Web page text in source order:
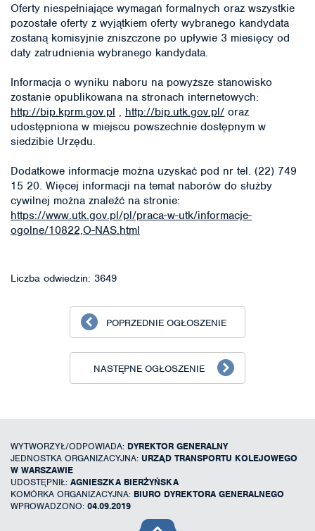
Oferty niespełniające wymagań formalnych oraz wszystkie
pozostałe oferty z wyjątkiem oferty wybranego kandydata
zostaną komisyjnie zniszczone po upływie 3 miesięcy od
daty zatrudnienia wybranego kandydata.
Informacja o wyniku naboru na powyższe stanowisko
zostanie opublikowana na stronach internetowych:
http://bip.kprm.gov.pl , http://bip.utk.gov.pl/ oraz
udostępniona w miejscu powszechnie dostępnym w
siedzibie Urzędu.
Dodatkowe informacje można uzyskać pod nr tel. (22) 749
15 20. Więcej informacji na temat naborów do służby
cywilnej można znaleźć na stronie:
https://www.utk.gov.pl/pl/praca-w-utk/informacje-
ogolne/10822,O-NAS.html
Liczba odwiedzin: 3649
POPRZEDNIE OGŁOSZENIE
NASTĘPNE OGŁOSZENIE
WYTWORZYŁ/ODPOWIADA: DYREKTOR GENERALNY
JEDNOSTKA ORGANIZACYJNA: URZĄD TRANSPORTU KOLEJOWEGO
W WARSZAWIE
UDOSTĘPNIŁ: AGNIESZKA BIERŻYŃSKA
KOMÓRKA ORGANIZACYJNA: BIURO DYREKTORA GENERALNEGO
WPROWADZONO: 04.09.2019